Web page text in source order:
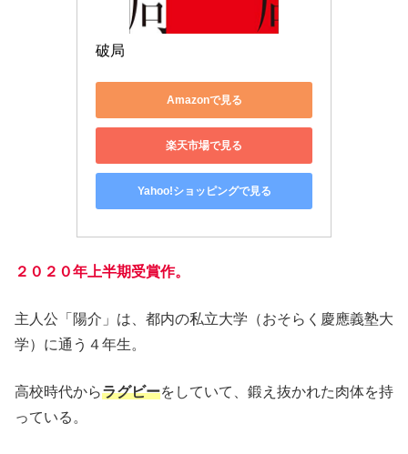
破局
Amazonで見る
楽天市場で見る
Yahoo!ショッピングで見る
２０２０年上半期受賞作。
主人公「陽介」は、都内の私立大学（おそらく慶應義塾大
学）に通う４年生。
高校時代からラグビーをしていて、鍛え抜かれた肉体を持
っている。